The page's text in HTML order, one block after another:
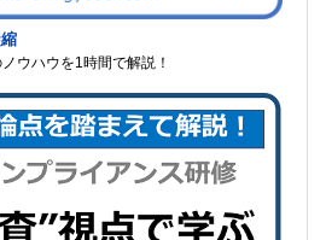
ウハウを1時間で解説！